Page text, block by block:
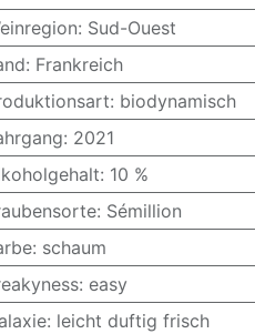
: Sud-Ouest
: Frankreich
: biodynamisch
: 2021
: 10 %
: Sémillion
: schaum
: easy
: leicht duftig frisch